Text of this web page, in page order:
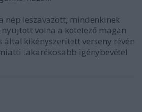
nép leszavazott, mindenkinek
volna a kötelező magán
által kikényszerített verseny révén
takarékosabb igénybevétel